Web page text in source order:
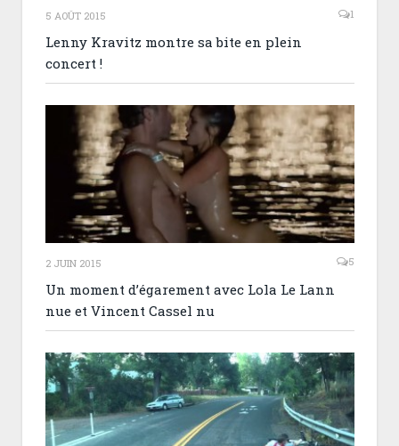
5 AOÛT 2015 1
Lenny Kravitz montre sa bite en plein
concert !
2 JUIN 2015 5
Un moment d’égarement avec Lola Le Lann
nue et Vincent Cassel nu